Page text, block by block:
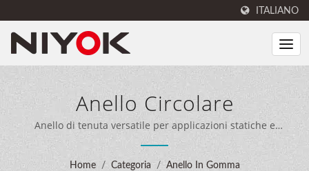
ITALIANO
Anello Circolare
Anello di tenuta versatile per applicazioni statiche e
dinamiche / NIYOK combina ingegneria di sigillatura esperta,
40 anni di esperienza nella produzione e attrezzature di
Home / Categoria / Anello In Gomma